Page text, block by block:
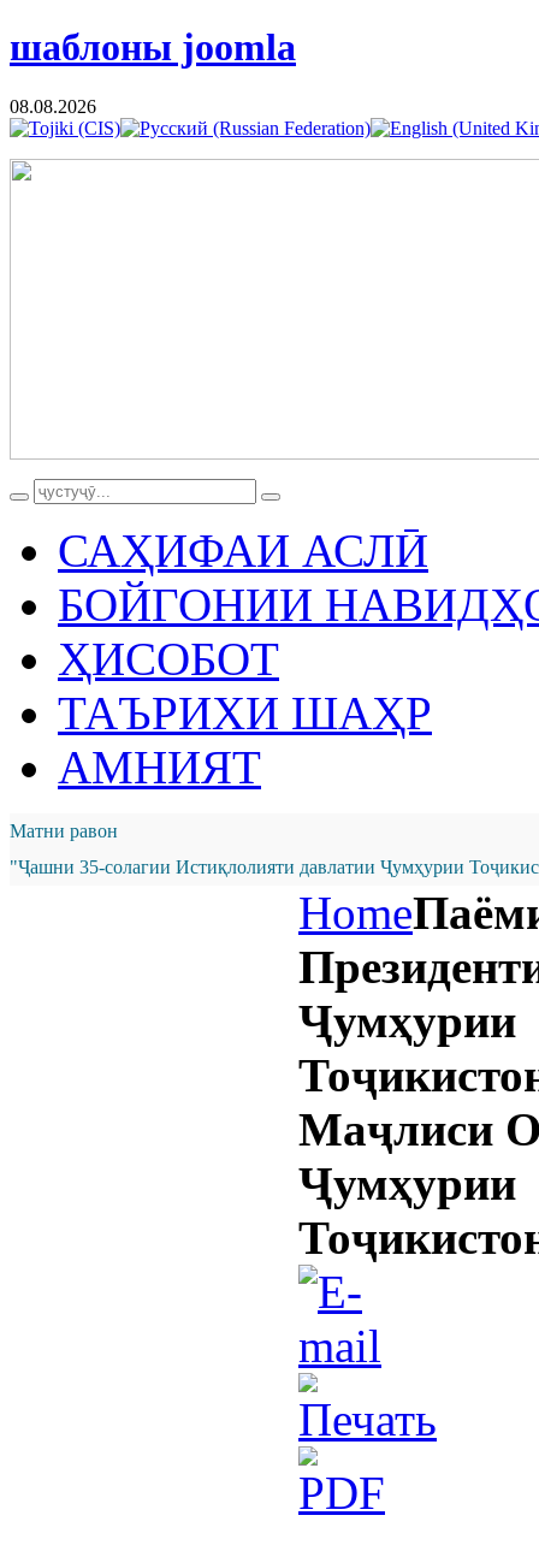
шаблоны joomla
08.08.2026
САҲИФАИ АСЛӢ
БОЙГОНИИ
ҲИСОБОТ
ТАЪРИХИ ШАҲР
АМНИЯТ
Матни равон
"Ҷашни 35-солагии Истиқлолияти давлатии Ҷумҳурии
Home
Ҷумҳурии
Маҷлиси
Ҷумҳурии